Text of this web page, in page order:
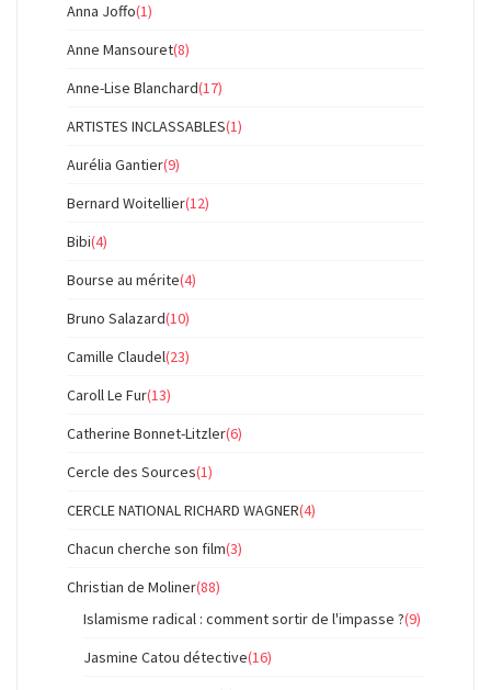
Anna Joffo(1)
Anne Mansouret(8)
Anne-Lise Blanchard(17)
ARTISTES INCLASSABLES(1)
Aurélia Gantier(9)
Bernard Woitellier(12)
Bibi(4)
Bourse au mérite(4)
Bruno Salazard(10)
Camille Claudel(23)
Caroll Le Fur(13)
Catherine Bonnet-Litzler(6)
Cercle des Sources(1)
CERCLE NATIONAL RICHARD WAGNER(4)
Chacun cherche son film(3)
Christian de Moliner(88)
Islamisme radical : comment sortir de l'impasse ?(9)
Jasmine Catou détective(16)